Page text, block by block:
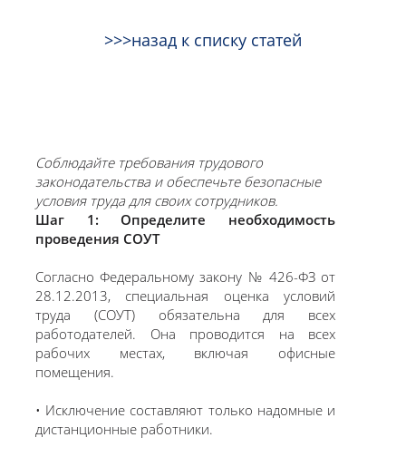
>>>назад к списку статей
Соблюдайте требования трудового
законодательства и обеспечьте безопасные
условия труда для своих сотрудников.
Шаг 1: Определите необходимость
проведения СОУТ
Согласно Федеральному закону № 426-ФЗ от
28.12.2013, специальная оценка условий
труда (СОУТ) обязательна для всех
работодателей. Она проводится на всех
рабочих местах, включая офисные
помещения.
• Исключение составляют только надомные и
дистанционные работники.